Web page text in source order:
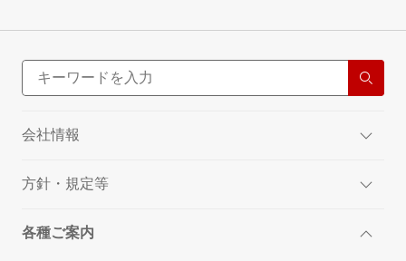
会社情報
方針・規定等
各種ご案内